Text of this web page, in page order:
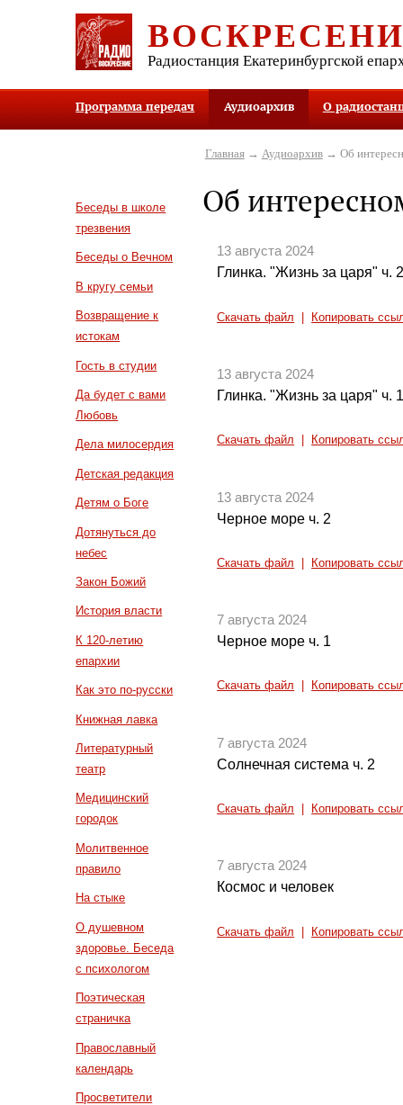
Радиостанция Екатеринбургской
Программа передач Аудиоархив О
Беседы в школе
трезвения
Беседы о Вечном
В кругу семьи
Возвращение к
истокам
Гость в студии
Да будет с вами
Любовь
Дела милосердия
Детская редакция
Детям о Боге
Дотянуться до
небес
Закон Божий
История власти
К 120-летию
епархии
Как это по-русски
Книжная лавка
Литературный
театр
Медицинский
городок
Молитвенное
правило
На стыке
О душевном
здоровье. Беседа
с психологом
Поэтическая
страничка
Православный
календарь
Просветители
Главная→ Аудиоархив→ Об
Об
13 августа 2024
Глинка. "Жизнь за царя" ч.
Скачать файл Копировать
13 августа 2024
Глинка. "Жизнь за царя" ч.
Скачать файл Копировать
13 августа 2024
Черное море ч. 2
Скачать файл Копировать
7 августа 2024
Черное море ч. 1
Скачать файл Копировать
7 августа 2024
Солнечная система ч. 2
Скачать файл Копировать
7 августа 2024
Космос и человек
Скачать файл Копировать